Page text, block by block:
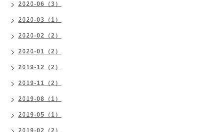
2020-06（3）
2020-03（1）
2020-02（2）
2020-01（2）
2019-12（2）
2019-11（2）
2019-08（1）
2019-05（1）
2019-02（2）